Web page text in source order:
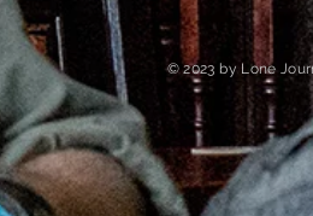
© 2023 by Lone